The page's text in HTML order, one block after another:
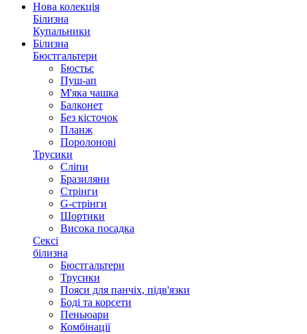
Нова колекція
Білизна
Купальники
Білизна
Бюстгальтери
Бюстьє
Пуш-ап
М'яка чашка
Балконет
Без кісточок
Планж
Поролонові
Трусики
Сліпи
Бразиляни
Стрінги
G-стрінги
Шортики
Висока посадка
Сексі
білизна
Бюстгальтери
Трусики
Пояси для панчіх, підв'язки
Боді та корсети
Пеньюари
Комбінації